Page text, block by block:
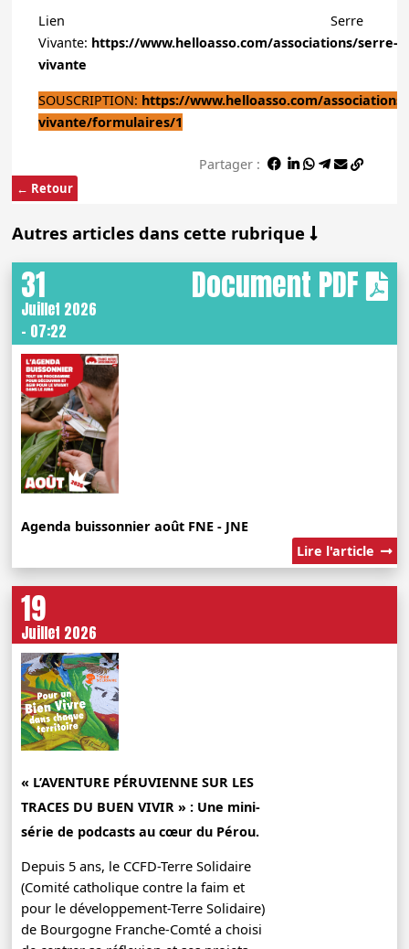
← Retour
Lien Serre
Vivante: https://www.helloasso.com/associations/serre-
vivante
SOUSCRIPTION: https://www.helloasso.com/
vivante/formulaires/1
Partager :
Autres articles dans cette rubrique
Document PDF
31
Juillet 2026
- 07:22
Agenda buissonnier août FNE - JNE
Lire l'article
19
Juillet 2026
« L’AVENTURE PÉRUVIENNE SUR LES
TRACES DU BUEN VIVIR » : Une mini-
série de podcasts au cœur du Pérou.
Depuis 5 ans, le CCFD-Terre Solidaire
(Comité catholique contre la faim et
pour le développement-Terre Solidaire)
de Bourgogne Franche-Comté a choisi